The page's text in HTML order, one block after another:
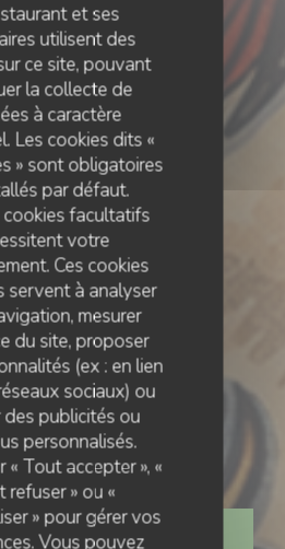
et ses
utilisent des
ce site, pouvant
la collecte de
à caractère
Les cookies dits «
» sont obligatoires
par défaut.
cookies facultatifs
votre
Ces cookies
servent à analyser
mesurer
du site, proposer
(ex : en lien
sociaux) ou
publicités ou
personnalisés.
« Tout accepter », «
refuser » ou «
» pour gérer vos
Vous pouvez
• BOUGIVAL
Bougival
RÉSERVER